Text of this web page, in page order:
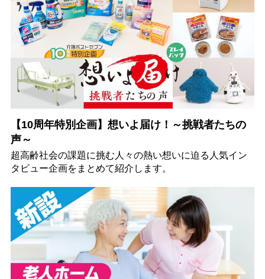
【10周年特別企画】想いよ届け！～挑戦者たちの
声～
超高齢社会の課題に挑む人々の熱い想いに迫る人気イン
タビュー企画をまとめて紹介します。